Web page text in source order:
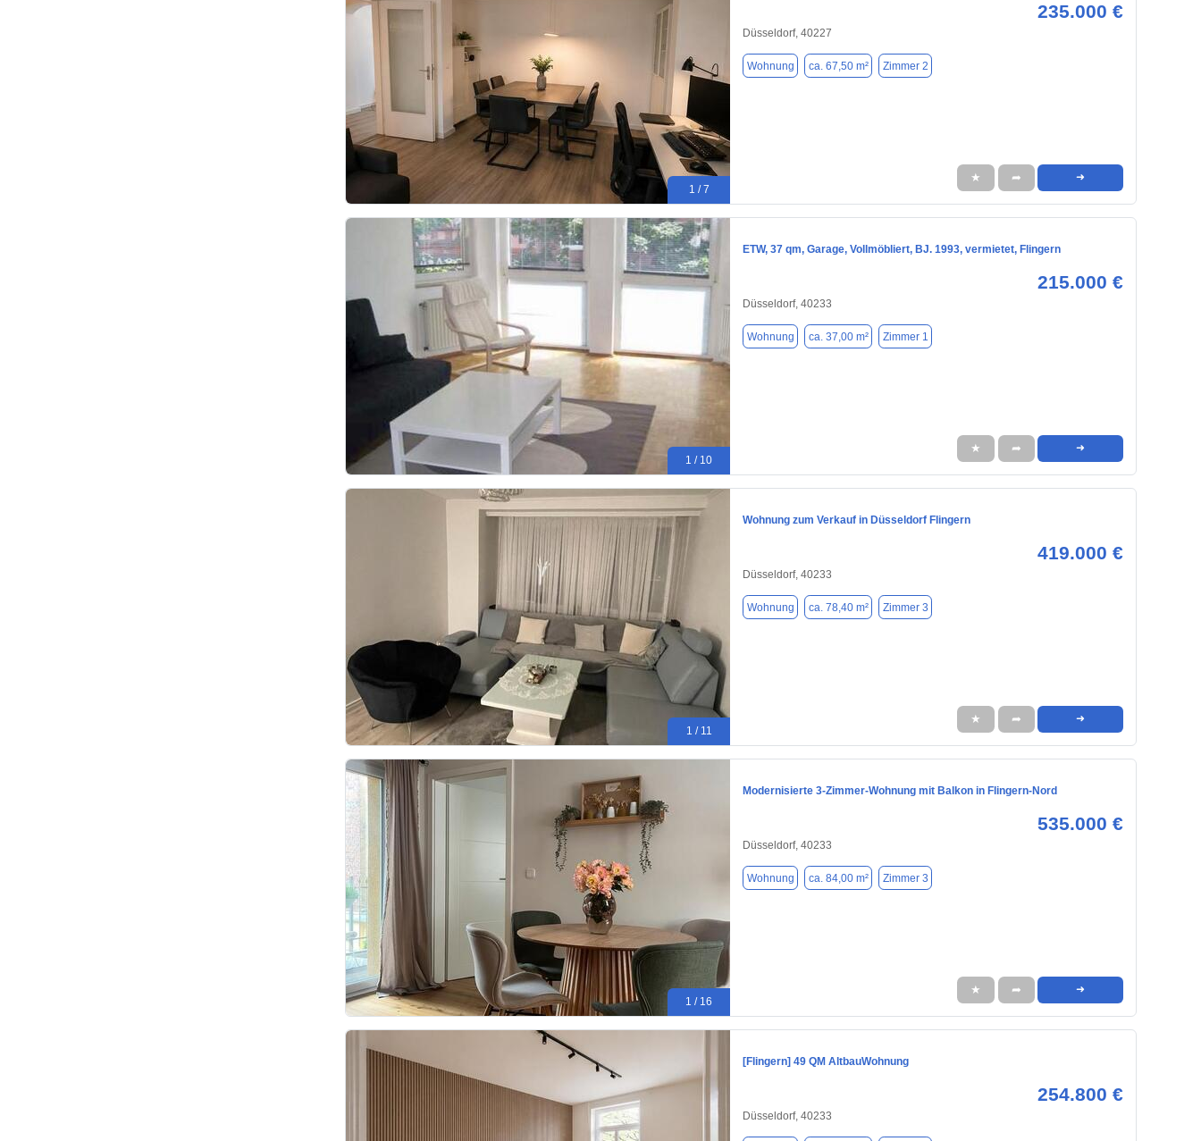
1 / 7
235.000 €
Düsseldorf, 40227
Wohnung ca. 67,50 m² Zimmer 2
★ ➦ ➜
1 / 10
ETW, 37 qm, Garage, Vollmöbliert, BJ. 1993, vermietet, Flingern
215.000 €
Düsseldorf, 40233
Wohnung ca. 37,00 m² Zimmer 1
★ ➦ ➜
1 / 11
Wohnung zum Verkauf in Düsseldorf Flingern
419.000 €
Düsseldorf, 40233
Wohnung ca. 78,40 m² Zimmer 3
★ ➦ ➜
1 / 16
Modernisierte 3-Zimmer-Wohnung mit Balkon in Flingern-Nord
535.000 €
Düsseldorf, 40233
Wohnung ca. 84,00 m² Zimmer 3
★ ➦ ➜
[Flingern] 49 QM AltbauWohnung
254.800 €
Düsseldorf, 40233